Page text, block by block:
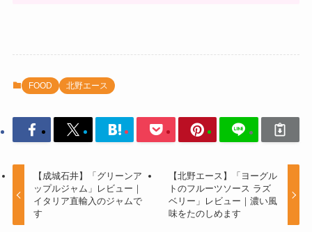
FOOD 北野エース
【成城石井】「グリーンア
ップルジャム」レビュー｜
イタリア直輸入のジャムで
す
【北野エース】「ヨーグル
トのフルーツソース ラズ
ベリー」レビュー｜濃い風
味をたのしめます